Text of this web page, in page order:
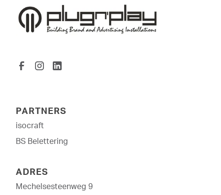
PARTNERS
isocraft
BS Belettering
ADRES
Mechelse­­steenweg 9